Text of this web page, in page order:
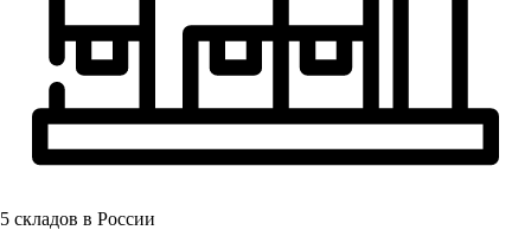
5 складов в России